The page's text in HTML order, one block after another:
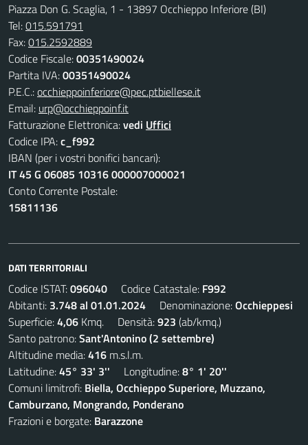
Piazza Don G. Scaglia, 1 - 13897 Occhieppo Inferiore (BI)
Tel:015.591791
Fax:015.2592889
Codice Fiscale:00351490024
Partita IVA:00351490024
P.E.C.:occhieppoinferiore@pec.ptbiellese.it
Email: urp@occhieppoinf.it
Fatturazione Elettronica:vedi Uffici
Codice IPA:c_f992
IBAN (per i vostri bonifici bancari):
IT 45 G 06085 10316 000007000021
Conto Corrente Postale:
15811136
DATI TERRITORIALI
Codice ISTAT:096040 Codice Catastale: F992
Abitanti: 3.748 al 01.01.2024 Denominazione:Occhieppesi
Superficie:4,06 Kmq. Densità:923 (ab/kmq.)
Santo patrono:Sant'Antonino (2 settembre)
Altitudine media:416 m.s.l.m.
Latitudine:45° 33' 3'' Longitudine:8° 1' 20''
Comuni limitrofi: Biella, Occhieppo Superiore, Muzzano,
Camburzano, Mongrando, Ponderano
Frazioni e borgate: Barazzone